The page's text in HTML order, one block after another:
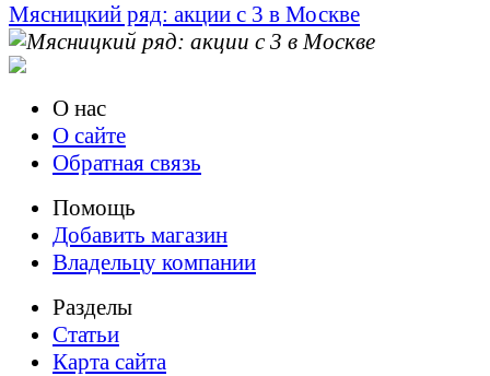
Мясницкий ряд: акции с 3 в Москве
О нас
О сайте
Обратная связь
Помощь
Добавить магазин
Владельцу компании
Разделы
Статьи
Карта сайта